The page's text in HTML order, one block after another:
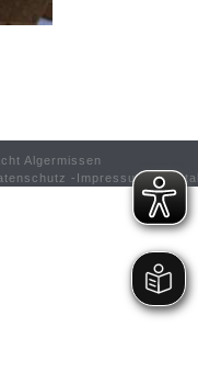
Algermissen
- Impressum -